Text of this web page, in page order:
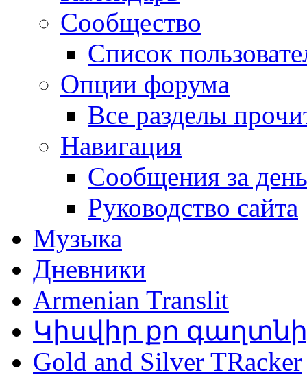
Сообщество
Список
Опции форума
Все разделы
Навигация
Сообщения за день
Руководство сайта
Музыка
Дневники
Armenian Translit
Կիսվիր քո
Gold and Silver TRacker